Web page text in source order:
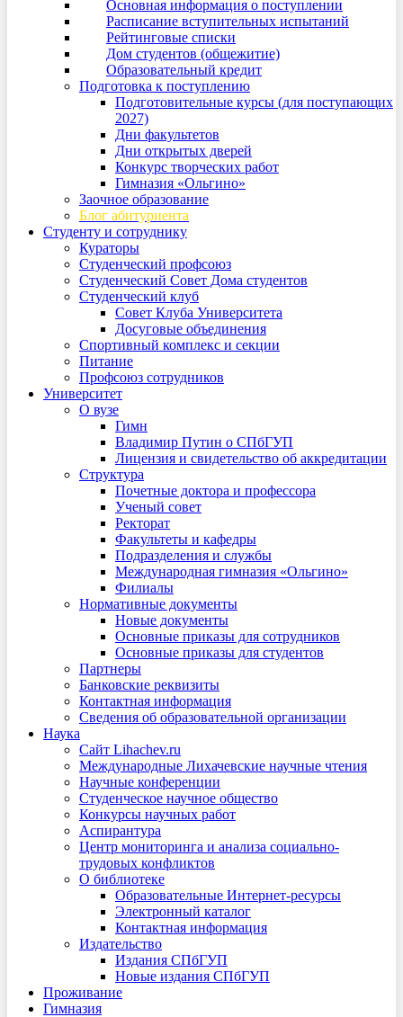
Основная информация о поступлении
Расписание вступительных испытаний
Рейтинговые списки
Дом студентов (общежитие)
Образовательный кредит
Подготовка к поступлению
Подготовительные курсы (для поступающих
2027)
Дни факультетов
Дни открытых дверей
Конкурс творческих работ
Гимназия «Ольгино»
Заочное образование
Блог абитуриента
Студенту и сотруднику
Кураторы
Студенческий профсоюз
Студенческий Совет Дома студентов
Студенческий клуб
Совет Клуба Университета
Досуговые объединения
Спортивный комплекс и секции
Питание
Профсоюз сотрудников
Университет
О вузе
Гимн
Владимир Путин о СПбГУП
Лицензия и свидетельство об аккредитации
Структура
Почетные доктора и профессора
Ученый совет
Ректорат
Факультеты и кафедры
Подразделения и службы
Международная гимназия «Ольгино»
Филиалы
Нормативные документы
Новые документы
Основные приказы для сотрудников
Основные приказы для студентов
Партнеры
Банковские реквизиты
Контактная информация
Сведения об образовательной организации
Наука
Сайт Lihachev.ru
Международные Лихачевские научные чтения
Научные конференции
Студенческое научное общество
Конкурсы научных работ
Аспирантура
Центр мониторинга и анализа социально-
трудовых конфликтов
О библиотеке
Образовательные Интернет-ресурсы
Электронный каталог
Контактная информация
Издательство
Издания СПбГУП
Новые издания СПбГУП
Проживание
Гимназия